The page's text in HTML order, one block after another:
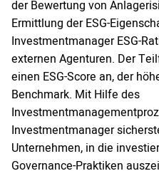
der Bewertung von
Ermittlung der ESG-
Investmentmanager ESG-
externen Agenturen. Der
einen ESG-Score an, der
Benchmark. Mit Hilfe des
Investmentmanager
Unternehmen, in die
Governance-Praktiken